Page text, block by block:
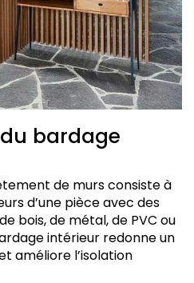
bardage
de murs consiste à
d’une pièce avec des
bois, de métal, de PVC ou
intérieur redonne un
améliore l’isolation